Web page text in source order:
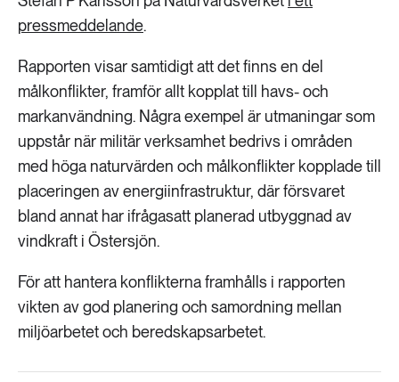
pressmeddelande.
Rapporten visar samtidigt att det finns en del
målkonflikter, framför allt kopplat till havs- och
markanvändning. Några exempel är utmaningar som
uppstår när militär verksamhet bedrivs i områden
med höga naturvärden och målkonflikter kopplade till
placeringen av energiinfrastruktur, där försvaret
bland annat har ifrågasatt planerad utbyggnad av
vindkraft i Östersjön.
För att hantera konflikterna framhålls i rapporten
vikten av god planering och samordning mellan
miljöarbetet och beredskapsarbetet.